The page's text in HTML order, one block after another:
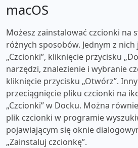
macOS
Możesz zainstalować czcionki na
różnych sposobów. Jednym z
„Czcionki”, kliknięcie przycisku
narzędzi, znalezienie i wybranie
kliknięcie przycisku „Otwórz”.
przeciągnięcie pliku czcionki na
„Czcionki” w Docku. Można
plik czcionki w programie
pojawiającym się oknie
„Zainstaluj czcionkę”.